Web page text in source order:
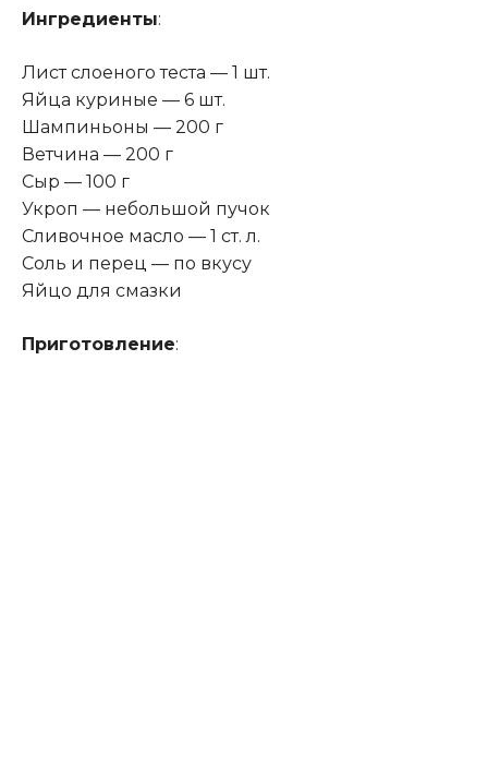
Ингредиенты:
Лист слоеного теста — 1 шт.
Яйца куриные — 6 шт.
Шампиньоны — 200 г
Ветчина — 200 г
Сыр — 100 г
Укроп — небольшой пучок
Сливочное масло — 1 ст. л.
Соль и перец — по вкусу
Яйцо для смазки
Приготовление: